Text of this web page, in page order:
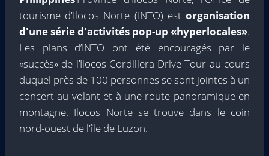
tourisme d'Ilocos Norte (INTO) est organisation
d'une série d'activités pop-up «hyperlocales».
Les plans d’INTO ont été encouragés par le
«succès» de l’Ilocos Cordillera Drive Tour au cours
duquel près de 100 personnes se sont jointes à un
concert au volant et à une route panoramique en
montagne. Ilocos Norte se trouve dans le coin
nord-ouest de l'île de Luzon.